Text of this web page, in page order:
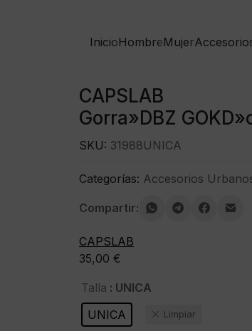
InicioHombreMujer
CAPSLAB
Gorra»DBZ
35,00 €
Talla : UNICA
UNICA
Limpiar
SKU: 31988UNICA
Categorías: Accesorios
Compartir:
CAPSLAB